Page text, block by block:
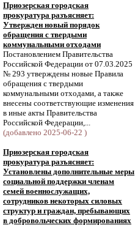
Приозерская городская
прокуратура разъясняет:
Утвержден новый порядок
обращения с твердыми
коммунальными отходами
Постановлением Правительства
Российской Федерации от 07.03.2025
№ 293 утверждены новые Правила
обращения с твердыми
коммунальными отходами, а также
внесены соответствующие изменения
в иные акты Правительства
Российской Федерации,...
(добавлено 2025-06-22 )
Приозерская городская
прокуратура разъясняет:
Установлены дополнительные меры
социальной поддержки членам
семей военнослужащих,
сотрудников некоторых силовых
структур и граждан, пребывающих
в добровольческих формированиях